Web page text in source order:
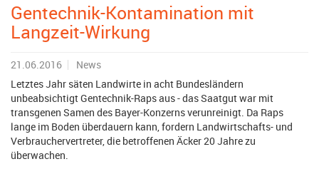
Gentechnik-Kontamination mit
Langzeit-Wirkung
21.06.2016
News
Letztes Jahr säten Landwirte in acht Bundesländern
unbeabsichtigt Gentechnik-Raps aus - das Saatgut war mit
transgenen Samen des Bayer-Konzerns verunreinigt. Da Raps
lange im Boden überdauern kann, fordern Landwirtschafts- und
Verbrauchervertreter, die betroffenen Äcker 20 Jahre zu
überwachen.